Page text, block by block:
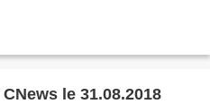
le 31.08.2018